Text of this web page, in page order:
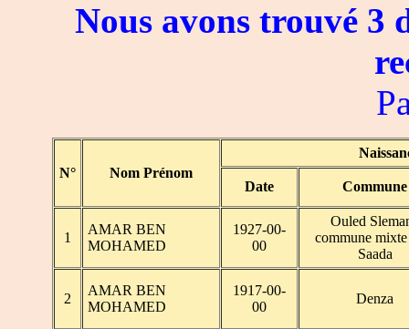
Nous avons trouvé 3
N° Nom Prénom
Date Commune
1
AMAR BEN
MOHAMED
1927-00-
00
Ouled
commune
Saada
2
AMAR BEN
MOHAMED
1917-00-
00
Denza